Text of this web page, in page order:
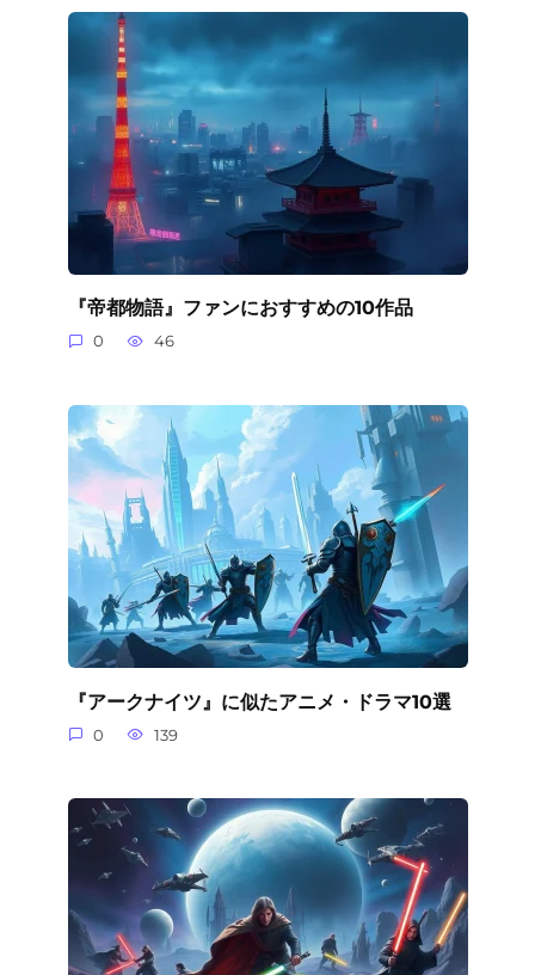
『帝都物語』ファンにおすすめの10作品
0 46
『アークナイツ』に似たアニメ・ドラマ10選
0 139